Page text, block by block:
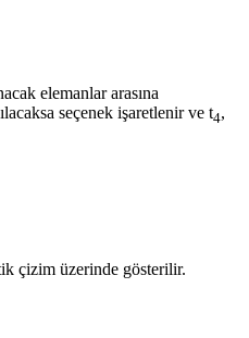
elemanlar arasına
seçenek işaretlenir ve t4,
çizim üzerinde gösterilir.